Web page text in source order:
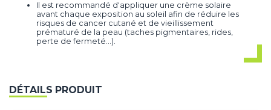
Il est recommandé d'appliquer une crème solaire
avant chaque exposition au soleil afin de réduire les
risques de cancer cutané et de vieillissement
prématuré de la peau (taches pigmentaires, rides,
perte de fermeté...).
DÉTAILS PRODUIT